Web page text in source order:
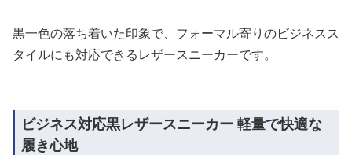
黒一色の落ち着いた印象で、フォーマル寄りのビジネスス
タイルにも対応できるレザースニーカーです。
ビジネス対応黒レザースニーカー 軽量で快適な
履き心地